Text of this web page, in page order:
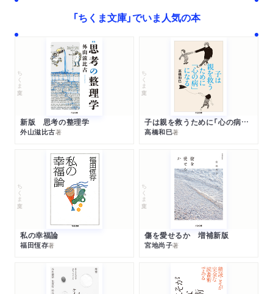
「ちくま文庫」でいま人気の本
ちくま文庫
新版 思考の整理学
外山滋比古著
ちくま文庫
子は親を救うために「心の病」になる
高橋和巳著
ちくま文庫
私の幸福論
福田恆存著
ちくま文庫
傷を愛せるか 増補新版
宮地尚子著